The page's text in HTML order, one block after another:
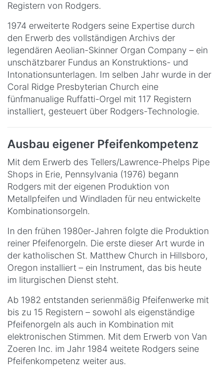
Registern von Rodgers.
1974 erweiterte Rodgers seine Expertise durch
den Erwerb des vollständigen Archivs der
legendären Aeolian-Skinner Organ Company – ein
unschätzbarer Fundus an Konstruktions- und
Intonationsunterlagen. Im selben Jahr wurde in der
Coral Ridge Presbyterian Church eine
fünfmanualige Ruffatti-Orgel mit 117 Registern
installiert, gesteuert über Rodgers-Technologie.
Ausbau eigener Pfeifenkompetenz
Mit dem Erwerb des Tellers/Lawrence-Phelps Pipe
Shops in Erie, Pennsylvania (1976) begann
Rodgers mit der eigenen Produktion von
Metallpfeifen und Windladen für neu entwickelte
Kombinationsorgeln.
In den frühen 1980er-Jahren folgte die Produktion
reiner Pfeifenorgeln. Die erste dieser Art wurde in
der katholischen St. Matthew Church in Hillsboro,
Oregon installiert – ein Instrument, das bis heute
im liturgischen Dienst steht.
Ab 1982 entstanden serienmäßig Pfeifenwerke mit
bis zu 15 Registern – sowohl als eigenständige
Pfeifenorgeln als auch in Kombination mit
elektronischen Stimmen. Mit dem Erwerb von Van
Zoeren Inc. im Jahr 1984 weitete Rodgers seine
Pfeifenkompetenz weiter aus.